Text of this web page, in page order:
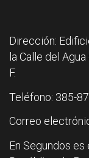
Dirección:
la Calle del
F.
Teléfono: 385-
Correo
En Segundos